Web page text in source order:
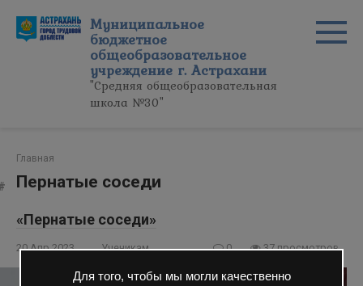
Для того, чтобы мы могли качественно
контенту
Муниципальное
бюджетное
общеобразовательное
учреждение г. Астрахани
"Средняя общеобразовательная
школа №30"
Главная
Пернатые соседи
«Пернатые соседи»
20 Апр 2023 Ученикам 0 37 просмотров